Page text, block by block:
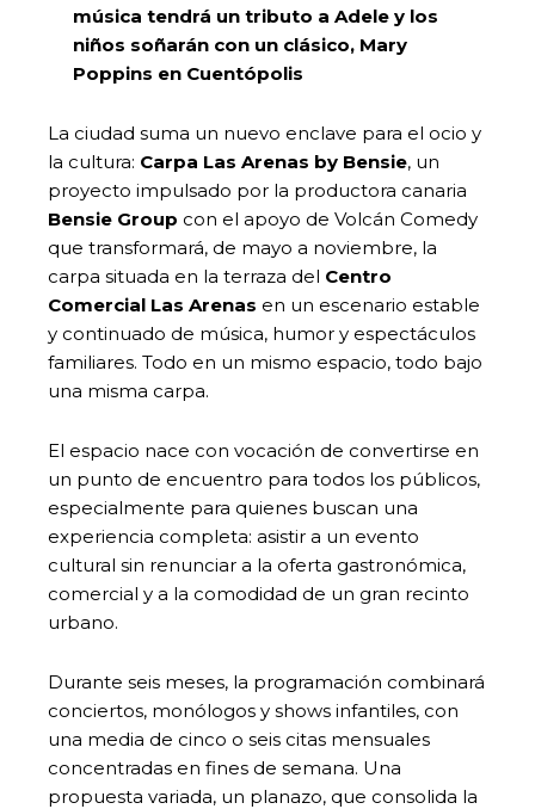
música tendrá un tributo a Adele y los
niños soñarán con un clásico, Mary
Poppins en Cuentópolis
La ciudad suma un nuevo enclave para el ocio y
la cultura: Carpa Las Arenas by Bensie, un
proyecto impulsado por la productora canaria
Bensie Group con el apoyo de Volcán Comedy
que transformará, de mayo a noviembre, la
carpa situada en la terraza del Centro
Comercial Las Arenas en un escenario estable
y continuado de música, humor y espectáculos
familiares. Todo en un mismo espacio, todo bajo
una misma carpa.
El espacio nace con vocación de convertirse en
un punto de encuentro para todos los públicos,
especialmente para quienes buscan una
experiencia completa: asistir a un evento
cultural sin renunciar a la oferta gastronómica,
comercial y a la comodidad de un gran recinto
urbano.
Durante seis meses, la programación combinará
conciertos, monólogos y shows infantiles, con
una media de cinco o seis citas mensuales
concentradas en fines de semana. Una
propuesta variada, un planazo, que consolida la